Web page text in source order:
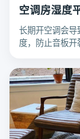
空调房湿度
长期开空调会
度，防止音板开